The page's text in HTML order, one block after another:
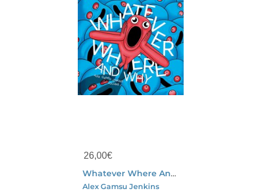
26,00€
Whatever Where And Why
Alex Gamsu Jenkins